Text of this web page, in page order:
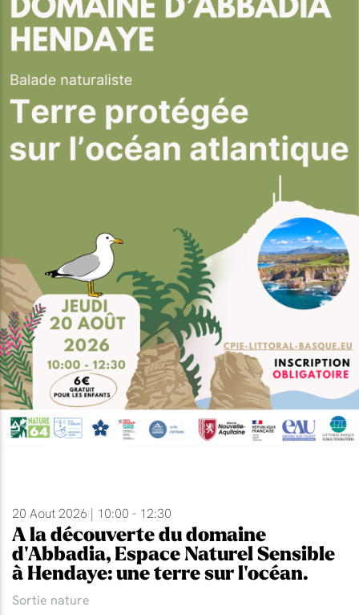
20 Aout 2026 | 10:00 - 12:30
A la découverte du domaine
d'Abbadia, Espace Naturel Sensible
à Hendaye: une terre sur l'océan.
Sortie nature